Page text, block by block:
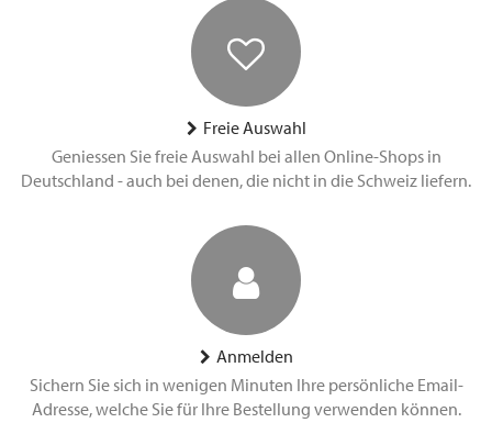
Freie Auswahl
Geniessen Sie freie Auswahl bei allen Online-Shops in
Deutschland - auch bei denen, die nicht in die Schweiz liefern.
Anmelden
Sichern Sie sich in wenigen Minuten Ihre persönliche Email-
Adresse, welche Sie für Ihre Bestellung verwenden können.